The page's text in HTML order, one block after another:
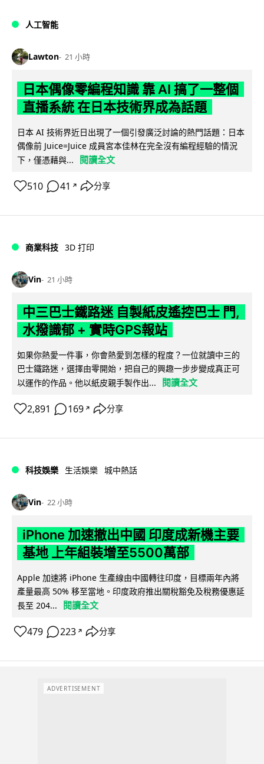
人工智能
Lawton 21 小時
日本偶像零編程知識 靠 AI 搞了一整個
直播系統 在日本技術界成為話題
日本 AI 技術界近日出現了一個引發廣泛討論的熱門話題：日本
偶像前 Juice=Juice 成員宮本佳林在完全沒有編程經驗的情況
下，僅憑藉與...
閱讀全文
510 41 ↗ 分享
商業科技 3D 打印
Vin 21 小時
中三巴士鐵路迷 自製紙皮遙控巴士 門,
水撥識郁 + 實時GPS報站
如果你熱愛一件事，你會熱愛到怎樣的程度？一位就讀中三的
巴士鐵路迷，選擇由零開始，把自己的興趣一步步變成真正可
以運作的作品。他以紙皮親手製作出...
閱讀全文
2,891 169 ↗ 分享
科技娛樂 生活娛樂 城中熱話
Vin 22 小時
iPhone 加速撤出中國 印度成新機主要
基地 上年組裝增至5500萬部
Apple 加速將 iPhone 生產線由中國轉往印度，目標兩年內將
產量最高 50% 移至當地。印度政府推出關稅豁免及稅務優惠延
長至 204...
閱讀全文
479 223 ↗ 分享
ADVERTISEMENT